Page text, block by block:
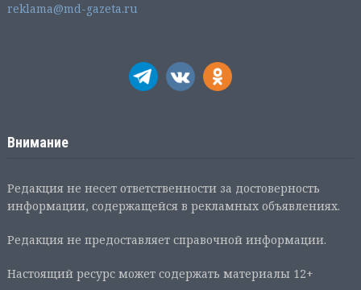
reklama@md-gazeta.ru
Внимание
Редакция не несет ответственности за достоверность
информации, содержащейся в рекламных объявлениях.
Редакция не предоставляет справочной информации.
Настоящий ресурс может содержать материалы 12+